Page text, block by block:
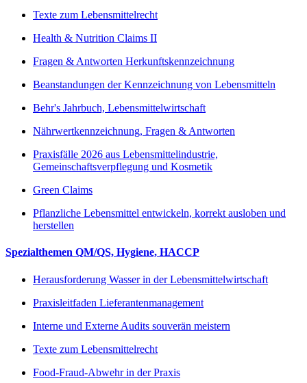
Texte zum Lebensmittelrecht
Health & Nutrition Claims II
Fragen & Antworten Herkunftskennzeichnung
Beanstandungen der Kennzeichnung von Lebensmitteln
Behr's Jahrbuch, Lebensmittelwirtschaft
Nährwertkennzeichnung, Fragen & Antworten
Praxisfälle 2026 aus Lebensmittelindustrie,
Gemeinschaftsverpflegung und Kosmetik
Green Claims
Pflanzliche Lebensmittel entwickeln, korrekt ausloben und
herstellen
Spezialthemen QM/QS, Hygiene, HACCP
Herausforderung Wasser in der Lebensmittelwirtschaft
Praxisleitfaden Lieferantenmanagement
Interne und Externe Audits souverän meistern
Texte zum Lebensmittelrecht
Food-Fraud-Abwehr in der Praxis